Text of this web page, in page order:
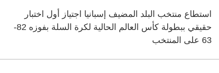
استطاع منتخب البلد المضيف إسبانيا اجتياز أول اختبار
حقيقي ببطولة كأس العالم الحالية لكرة السلة بفوزه 82-
63 على المنتخب